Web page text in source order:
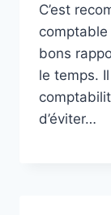
C’est
comptable
bons
le temps.
d’éviter…